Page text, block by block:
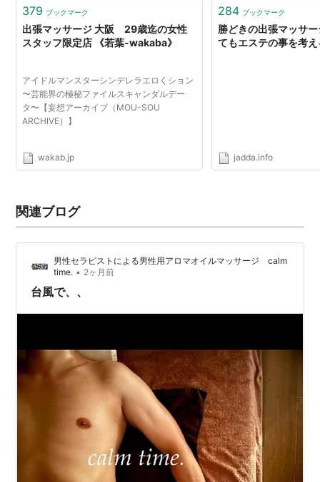
379 ブックマーク
出張マッサージ 大阪 29歳迄の女性
スタッフ限定店 《若葉-wakaba》
アイドルマンスターシンデレラエロくション
〜芸能界の極秘ファイルスキャンダルデー
タ〜【妄想アーカイブ（MOU-SOU
ARCHIVE）】
wakab.jp
284 ブックマーク
勝どきの出張マッサ
てもエステの事を考
jadda.info
関連ブログ
男性セラピストによる男性用アロマオイルマッサージ calm
time. • 2ヶ月前
台風で、、